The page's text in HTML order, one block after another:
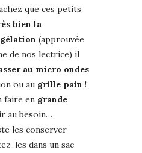
que ces petits
bien la
(approuvée
de nos lectrice) il
au micro ondes
ou au grille pain !
faire en grande
au besoin…
les conserver
les dans un sac